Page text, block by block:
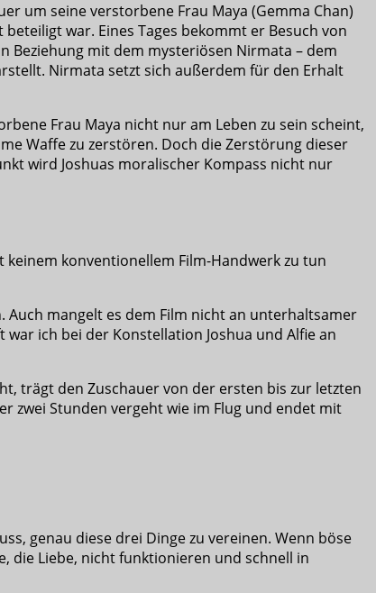
um seine verstorbene Frau Maya (Gemma Chan)
war. Eines Tages bekommt er Besuch von
Beziehung mit dem mysteriösen Nirmata – dem
Nirmata setzt sich außerdem für den Erhalt
Frau Maya nicht nur am Leben zu sein scheint,
Waffe zu zerstören. Doch die Zerstörung dieser
wird Joshuas moralischer Kompass nicht nur
konventionellem Film-Handwerk zu tun
mangelt es dem Film nicht an unterhaltsamer
ich bei der Konstellation Joshua und Alfie an
trägt den Zuschauer von der ersten bis zur letzten
zwei Stunden vergeht wie im Flug und endet mit
genau diese drei Dinge zu vereinen. Wenn böse
die Liebe, nicht funktionieren und schnell in